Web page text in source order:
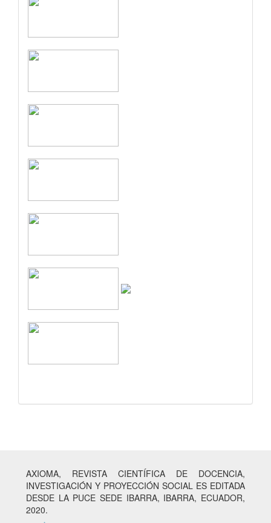
AXIOMA, REVISTA CIENTÍFICA DE DOCENCIA,
INVESTIGACIÓN Y PROYECCIÓN SOCIAL ES EDITADA
DESDE LA PUCE SEDE IBARRA, IBARRA, ECUADOR,
2020.